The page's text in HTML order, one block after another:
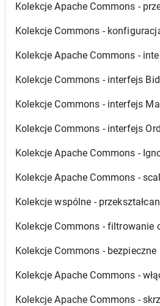
Kolekcje Apache Commons -
Kolekcje Commons -
Kolekcje Apache Commons -
Kolekcje Commons - interfejs
Kolekcje Commons - interfejs
Kolekcje Commons - interfejs
Kolekcje Apache Commons -
Kolekcje Apache Commons -
Kolekcje wspólne -
Kolekcje Commons - filtrowanie
Kolekcje Commons - bezpieczne
Kolekcje Apache Commons -
Kolekcje Apache Commons -